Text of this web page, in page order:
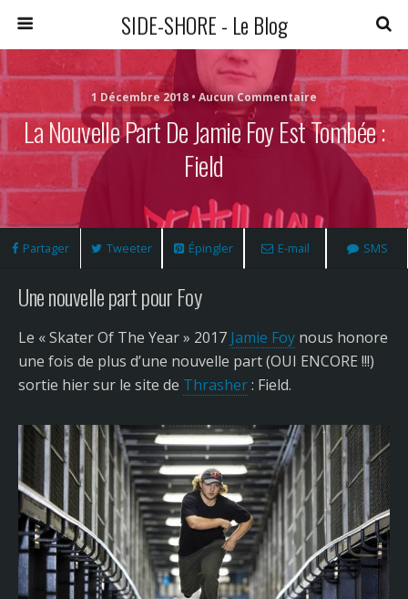
SIDE-SHORE - Le Blog
1 Décembre 2018 • Aucun Commentaire
La Nouvelle Part De Jamie Foy Est Tombée :
Field
Partager Tweeter Épingler E-mail SMS
Une nouvelle part pour Foy
Le « Skater Of The Year » 2017 Jamie Foy nous honore
une fois de plus d’une nouvelle part (OUI ENCORE !!!)
sortie hier sur le site de Thrasher: Field.